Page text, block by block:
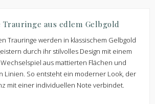
Trauringe aus edlem Gelbgold
Trauringe werden in klassischem Gelbgold
durch ihr stilvolles Design mit einem
aus mattierten Flächen und
Linien. So entsteht ein moderner Look, der
mit einer individuellen Note verbindet.